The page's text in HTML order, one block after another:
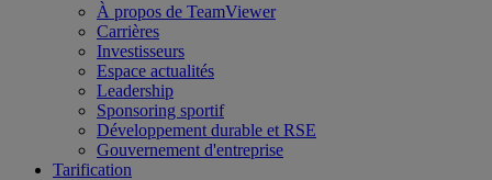
À propos de TeamViewer
Carrières
Investisseurs
Espace actualités
Leadership
Sponsoring sportif
Développement durable et RSE
Gouvernement d'entreprise
Tarification